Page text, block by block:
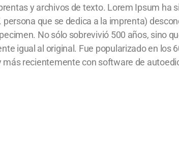
y archivos de texto. Lorem Ipsum ha
que se dedica a la imprenta)
No sólo sobrevivió 500 años, sino
igual al original. Fue popularizado en los
recientemente con software de